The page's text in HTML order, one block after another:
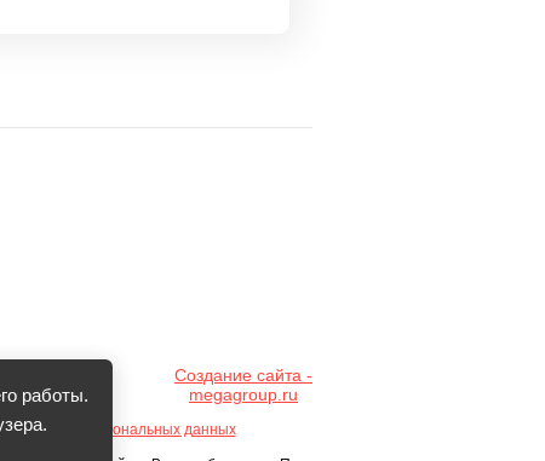
Создание сайта -
megagroup.ru
Обработка персональных данных
работы.